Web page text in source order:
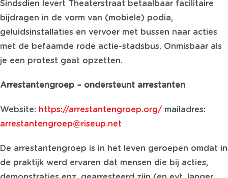
Sindsdien levert Theaterstraat betaalbaar facilitaire
bijdragen in de vorm van (mobiele) podia,
geluidsinstallaties en vervoer met bussen naar acties
met de befaamde rode actie-stadsbus. Onmisbaar als
je een protest gaat opzetten.
Arrestantengroep – ondersteunt arrestanten
Website: https://arrestantengroep.org/mailadres:
arrestantengroep@riseup.net
De arrestantengroep is in het leven geroepen omdat in
de praktijk werd ervaren dat mensen die bij acties,